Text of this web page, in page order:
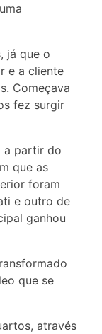
já que o
e a cliente
Começava
fez surgir
a partir do
que as
foram
e outro de
ganhou
que se
através